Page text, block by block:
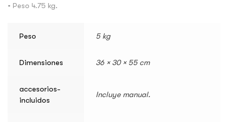
• Peso 4.75 kg.
Peso 5 kg
Dimensiones 36 × 30 × 55 cm
accesorios-
incluidos
Incluye manual.